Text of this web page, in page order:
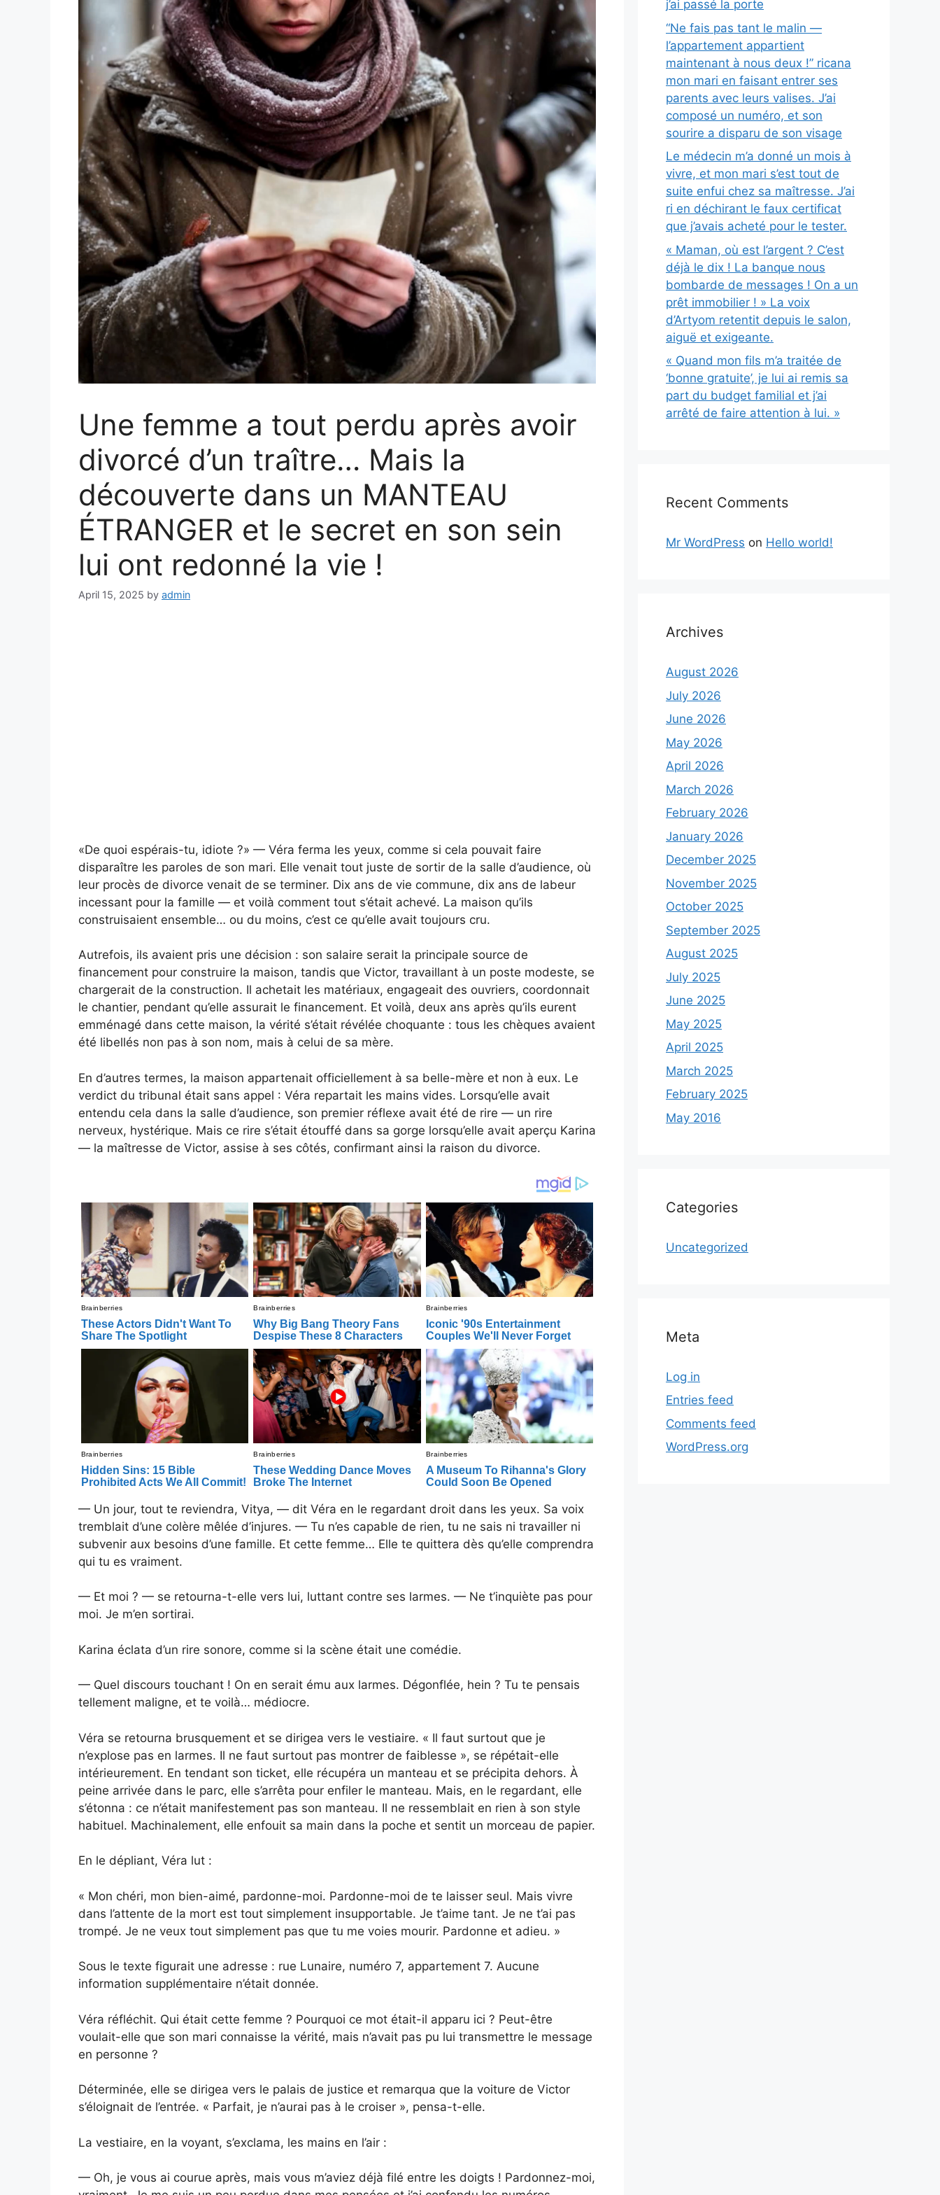
Une femme a tout perdu après avoir
divorcé d’un traître… Mais la
découverte dans un MANTEAU
ÉTRANGER et le secret en son sein
lui ont redonné la vie !
April 15, 2025 by admin
«De quoi espérais-tu, idiote ?» — Véra ferma les yeux, comme si cela pouvait faire
disparaître les paroles de son mari. Elle venait tout juste de sortir de la salle d’audience, où
leur procès de divorce venait de se terminer. Dix ans de vie commune, dix ans de labeur
incessant pour la famille — et voilà comment tout s’était achevé. La maison qu’ils
construisaient ensemble… ou du moins, c’est ce qu’elle avait toujours cru.
Autrefois, ils avaient pris une décision : son salaire serait la principale source de
financement pour construire la maison, tandis que Victor, travaillant à un poste modeste, se
chargerait de la construction. Il achetait les matériaux, engageait des ouvriers, coordonnait
le chantier, pendant qu’elle assurait le financement. Et voilà, deux ans après qu’ils eurent
emménagé dans cette maison, la vérité s’était révélée choquante : tous les chèques avaient
été libellés non pas à son nom, mais à celui de sa mère.
En d’autres termes, la maison appartenait officiellement à sa belle-mère et non à eux. Le
verdict du tribunal était sans appel : Véra repartait les mains vides. Lorsqu’elle avait
entendu cela dans la salle d’audience, son premier réflexe avait été de rire — un rire
nerveux, hystérique. Mais ce rire s’était étouffé dans sa gorge lorsqu’elle avait aperçu Karina
— la maîtresse de Victor, assise à ses côtés, confirmant ainsi la raison du divorce.
— Un jour, tout te reviendra, Vitya, — dit Véra en le regardant droit dans les yeux. Sa voix
tremblait d’une colère mêlée d’injures. — Tu n’es capable de rien, tu ne sais ni travailler ni
subvenir aux besoins d’une famille. Et cette femme… Elle te quittera dès qu’elle comprendra
qui tu es vraiment.
— Et moi ? — se retourna-t-elle vers lui, luttant contre ses larmes. — Ne t’inquiète pas pour
moi. Je m’en sortirai.
Karina éclata d’un rire sonore, comme si la scène était une comédie.
— Quel discours touchant ! On en serait ému aux larmes. Dégonflée, hein ? Tu te pensais
tellement maligne, et te voilà… médiocre.
Véra se retourna brusquement et se dirigea vers le vestiaire. « Il faut surtout que je
n’explose pas en larmes. Il ne faut surtout pas montrer de faiblesse », se répétait-elle
intérieurement. En tendant son ticket, elle récupéra un manteau et se précipita dehors. À
peine arrivée dans le parc, elle s’arrêta pour enfiler le manteau. Mais, en le regardant, elle
s’étonna : ce n’était manifestement pas son manteau. Il ne ressemblait en rien à son style
habituel. Machinalement, elle enfouit sa main dans la poche et sentit un morceau de papier.
En le dépliant, Véra lut :
« Mon chéri, mon bien-aimé, pardonne-moi. Pardonne-moi de te laisser seul. Mais vivre
dans l’attente de la mort est tout simplement insupportable. Je t’aime tant. Je ne t’ai pas
trompé. Je ne veux tout simplement pas que tu me voies mourir. Pardonne et adieu. »
Sous le texte figurait une adresse : rue Lunaire, numéro 7, appartement 7. Aucune
information supplémentaire n’était donnée.
Véra réfléchit. Qui était cette femme ? Pourquoi ce mot était-il apparu ici ? Peut-être
voulait-elle que son mari connaisse la vérité, mais n’avait pas pu lui transmettre le message
en personne ?
Déterminée, elle se dirigea vers le palais de justice et remarqua que la voiture de Victor
s’éloignait de l’entrée. « Parfait, je n’aurai pas à le croiser », pensa-t-elle.
La vestiaire, en la voyant, s’exclama, les mains en l’air :
— Oh, je vous ai courue après, mais vous m’aviez déjà filé entre les doigts ! Pardonnez-moi,
j’ai passé la porte
“Ne fais pas tant le malin —
l’appartement appartient
maintenant à nous deux !” ricana
mon mari en faisant entrer ses
parents avec leurs valises. J’ai
composé un numéro, et son
sourire a disparu de son visage
Le médecin m’a donné un mois à
vivre, et mon mari s’est tout de
suite enfui chez sa maîtresse. J’ai
ri en déchirant le faux certificat
que j’avais acheté pour le tester.
« Maman, où est l’argent ? C’est
déjà le dix ! La banque nous
bombarde de messages ! On a un
prêt immobilier ! » La voix
d’Artyom retentit depuis le salon,
aiguë et exigeante.
« Quand mon fils m’a traitée de
‘bonne gratuite’, je lui ai remis sa
part du budget familial et j’ai
arrêté de faire attention à lui. »
Recent Comments
Mr WordPress on Hello world!
Archives
August 2026
July 2026
June 2026
May 2026
April 2026
March 2026
February 2026
January 2026
December 2025
November 2025
October 2025
September 2025
August 2025
July 2025
June 2025
May 2025
April 2025
March 2025
February 2025
May 2016
Categories
Uncategorized
Meta
Log in
Entries feed
Comments feed
WordPress.org